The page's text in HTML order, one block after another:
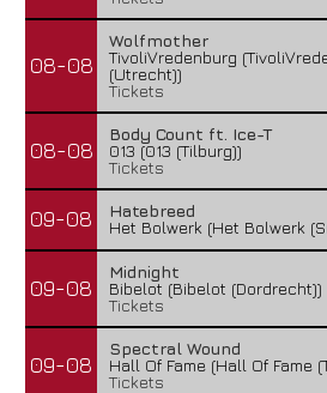
08-08
Wolfmother
TivoliVredenburg
(Utrecht))
Tickets
08-08
Body Count ft. Ice-T
013 (013 (Tilburg))
Tickets
09-08
Hatebreed
Het Bolwerk (Het Bolwerk
09-08
Midnight
Bibelot (Bibelot (Dordrecht))
Tickets
09-08
Spectral Wound
Hall Of Fame (Hall Of Fame
Tickets